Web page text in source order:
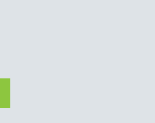
gennemskåret